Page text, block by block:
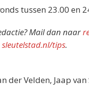
tussen 23.00 en
Mail dan naar
sleutelstad.nl/tips.
der Velden, Jaap